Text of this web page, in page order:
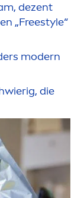
dezent
„Freestyle“
modern
die